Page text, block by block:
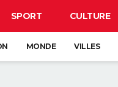
SPORT CULTURE
MONDE VILLES